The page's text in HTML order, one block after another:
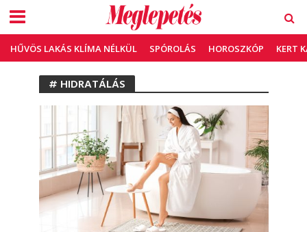
HŰVÖS LAKÁS KLÍMA NÉLKÜL SPÓROLÁS HOROSZKÓP KERT
# HIDRATÁLÁS